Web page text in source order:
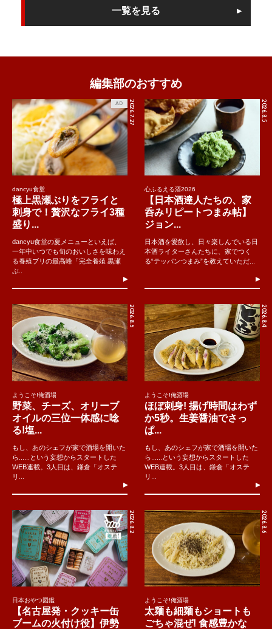
一覧を見る
編集部のおすすめ
2026.7.27
AD
dancyu食堂
極上黒瀬ぶりをフライと
刺身で！贅沢なフライ3種
盛り...
dancyu食堂の夏メニューといえば、
一年中いつでも旬のおいしさを味わえ
る養殖ブリの最高峰「完全養殖 黒瀬
ぶ..
2026.8.5
心ふるえる酒2026
【日本酒達人たちの、家
呑みリピートつまみ帖】
ジョン...
日本酒を愛飲し、日々楽しんでいる日
本酒ライターさんたちに、家でつく
る“テッパンつまみ”を教えていただ...
2026.8.5
ようこそ!俺酒場
野菜、チーズ、オリーブ
オイルの三位一体感に唸
る!塩...
もし、あのシェフが家で酒場を開いた
ら......という妄想からスタートした
WEB連載。3人目は、鎌倉「オステ
リ...
2026.8.4
ようこそ!俺酒場
ほぼ刺身! 揚げ時間はわず
か5秒。生姜醤油でさっ
ぱ...
もし、あのシェフが家で酒場を開いた
ら......という妄想からスタートした
WEB連載。3人目は、鎌倉「オステ
リ...
2026.8.2
日本おやつ図鑑
【名古屋発・クッキー缶
ブームの火付け役】伊勢
2026.8.6
ようこそ!俺酒場
太麺も細麺もショートも
ごちゃ混ぜ! 食感豊かな